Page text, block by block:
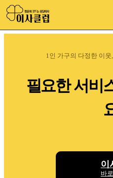
1인 가구의 다정한 이
필요한 서비
이
바